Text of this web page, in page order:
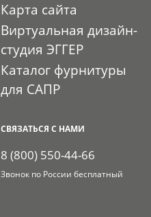
Карта сайта
Виртуальная дизайн-
студия ЭГГЕР
Каталог фурнитуры
для САПР
СВЯЗАТЬСЯ С НАМИ
8 (800) 550-44-66
Звонок по России бесплатный